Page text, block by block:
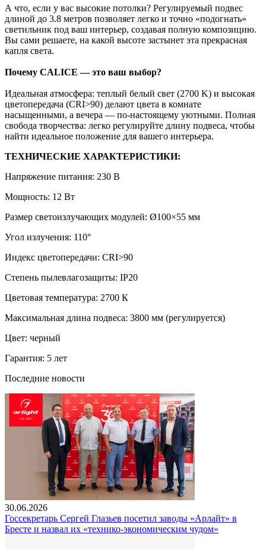
А что, если у вас высокие потолки? Регулируемый подвес
длиной до 3.8 метров позволяет легко и точно «подогнать»
светильник под ваш интерьер, создавая полную композицию.
Вы сами решаете, на какой высоте застынет эта прекрасная
капля света.
Почему CALICE — это ваш выбор?
Идеальная атмосфера: теплый белый свет (2700 K) и высокая
цветопередача (CRI>90) делают цвета в комнате
насыщенными, а вечера — по-настоящему уютными. Полная
свобода творчества: легко регулируйте длину подвеса, чтобы
найти идеальное положение для вашего интерьера.
ТЕХНИЧЕСКИЕ ХАРАКТЕРИСТИКИ:
Напряжение питания: 230 В
Мощность: 12 Вт
Размер светоизлучающих модулей: Ø100×55 мм
Угол излучения: 110°
Индекс цветопередачи: CRI>90
Степень пылевлагозащиты: IP20
Цветовая температура: 2700 К
Максимальная длина подвеса: 3800 мм (регулируется)
Цвет: черный
Гарантия: 5 лет
Последние новости
30.06.2026
Госсекретарь Сергей Глазьев посетил заводы «Арлайт» в
Бресте и назвал их «технико-экономическим чудом»